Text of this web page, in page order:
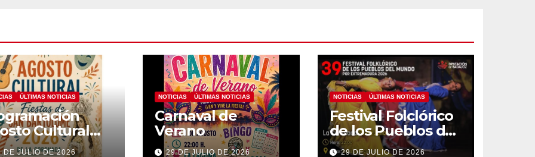
ÚLTIMAS NOTICIAS
Cultural
DE JULIO DE 2026
NOTICIAS ÚLTIMAS NOTICIAS
Carnaval de
Verano
29 DE JULIO DE 2026
NOTICIAS ÚLTIMAS NOTICIAS
Festival Folclórico
de los Pueblos del
Mundo
29 DE JULIO DE 2026